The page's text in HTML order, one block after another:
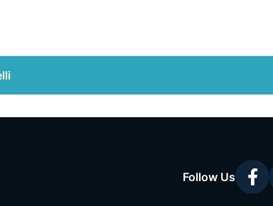
Follow Us